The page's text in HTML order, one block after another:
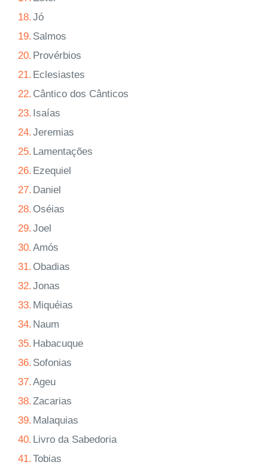
18.Jó
19. Salmos
20. Provérbios
21. Eclesiastes
22. Cântico dos Cânticos
23. Isaías
24.Jeremias
25. Lamentações
26. Ezequiel
27. Daniel
28. Oséias
29.Joel
30.Amós
31. Obadias
32.Jonas
33. Miquéias
34. Naum
35. Habacuque
36. Sofonias
37.Ageu
38.Zacarias
39. Malaquias
40. Livro da Sabedoria
41.Tobias